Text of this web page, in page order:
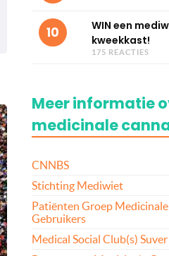
10
WIN een
kweekkast!
175 REACTIES
Meer informatie
medicinale
CNNBS
Stichting Mediwiet
Patiënten Groep
Gebruikers
Medical Social Club(s)